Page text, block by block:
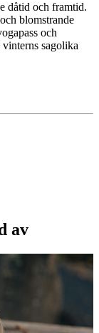
dåtid och framtid.
blomstrande
och
sagolika
av